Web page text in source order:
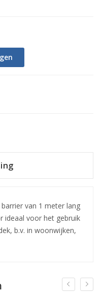
van 1 meter lang
ideaal voor het gebruik
b.v. in woonwijken,